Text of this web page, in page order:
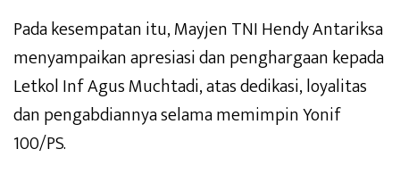
Pada kesempatan itu, Mayjen TNI Hendy Antariksa
menyampaikan apresiasi dan penghargaan kepada
Letkol Inf Agus Muchtadi, atas dedikasi, loyalitas
dan pengabdiannya selama memimpin Yonif
100/PS.